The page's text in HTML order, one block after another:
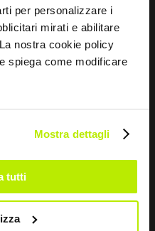
per personalizzare i
mirati e abilitare
nostra cookie policy
spiega come modificare
Mostra dettagli
tutti